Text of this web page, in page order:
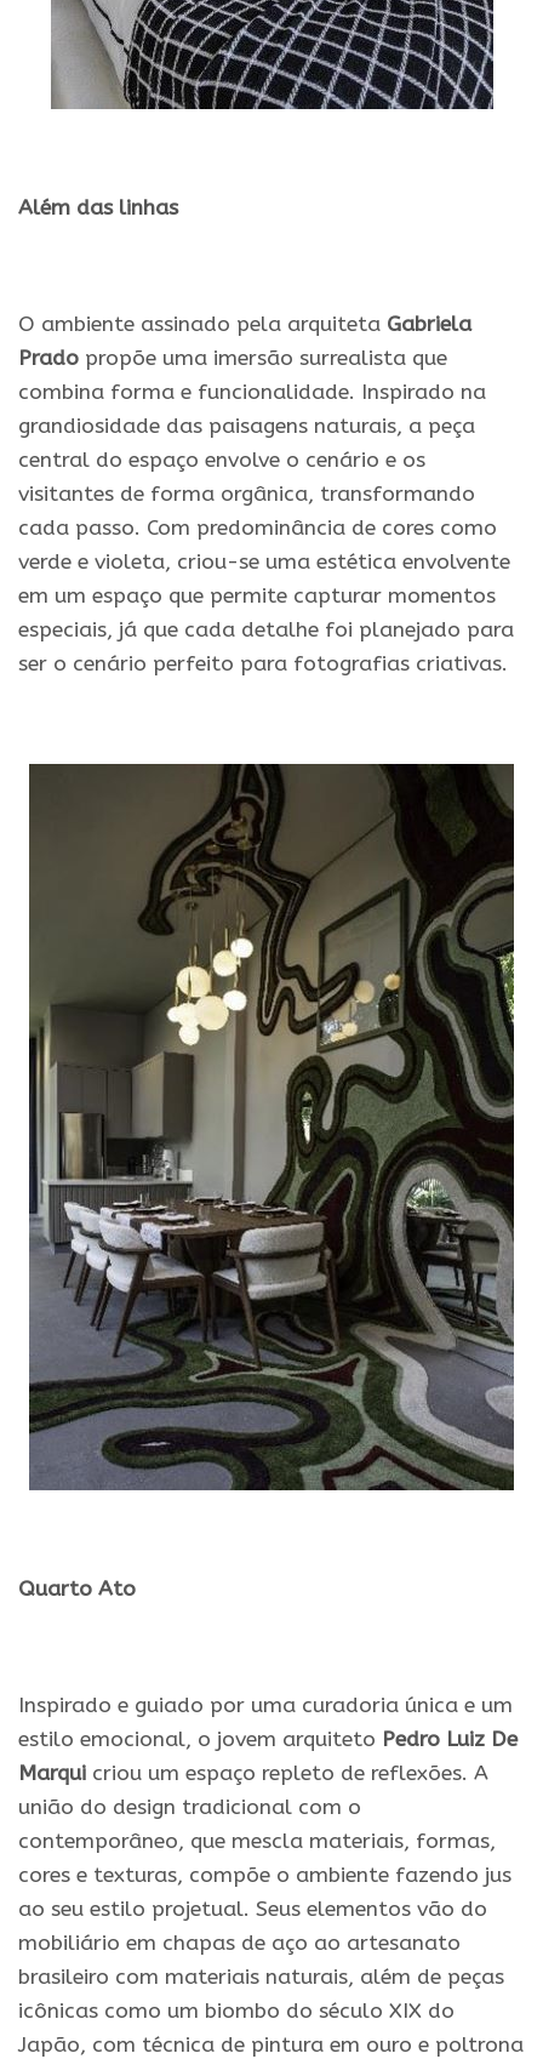
Além das linhas
O ambiente assinado pela arquiteta Gabriela
Prado propõe uma imersão surrealista que
combina forma e funcionalidade. Inspirado na
grandiosidade das paisagens naturais, a peça
central do espaço envolve o cenário e os
visitantes de forma orgânica, transformando
cada passo. Com predominância de cores como
verde e violeta, criou-se uma estética envolvente
em um espaço que permite capturar momentos
especiais, já que cada detalhe foi planejado para
ser o cenário perfeito para fotografias criativas.
Quarto Ato
Inspirado e guiado por uma curadoria única e um
estilo emocional, o jovem arquiteto Pedro Luiz De
Marqui criou um espaço repleto de reflexões. A
união do design tradicional com o
contemporâneo, que mescla materiais, formas,
cores e texturas, compõe o ambiente fazendo jus
ao seu estilo projetual. Seus elementos vão do
mobiliário em chapas de aço ao artesanato
brasileiro com materiais naturais, além de peças
icônicas como um biombo do século XIX do
Japão, com técnica de pintura em ouro e poltrona